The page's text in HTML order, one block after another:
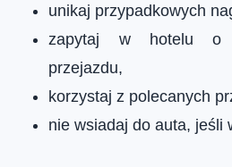
unikaj przypadkowych
zapytaj w hotelu o
przejazdu,
korzystaj z polecanych
nie wsiadaj do auta, jeśli